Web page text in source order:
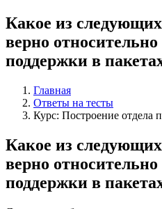
Какое из
верно
поддержки в
Главная
Ответы на тесты
Курс: Построение отдела
Какое из
верно
поддержки в